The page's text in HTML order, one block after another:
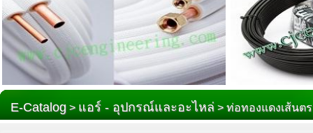
E-Catalog > แอร์ - อุปกรณ์และอะไหล่ > ท่อทองแดงเส้นตร